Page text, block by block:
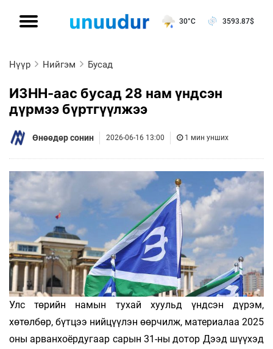
30°C 3593.87$
Нүүр Нийгэм Бусад
ИЗНН-аас бусад 28 нам үндсэн
дүрмээ бүртгүүлжээ
Өнөөдөр сонин 2026-06-16 13:00 1 мин унших
Улс төрийн намын тухай хуульд үндсэн дүрэм,
хөтөлбөр, бүтцээ нийцүүлэн өөрчилж, материалаа 2025
оны арванхоёрдугаар сарын 31-ны дотор Дээд шүүхэд